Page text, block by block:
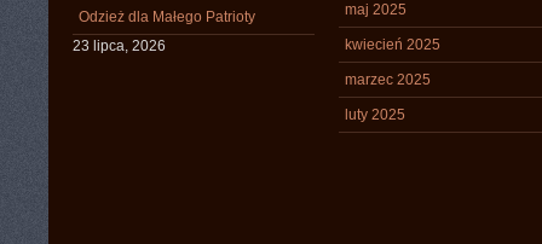
Odzież dla Małego Patrioty
23 lipca, 2026
maj 2025
kwiecień 2025
marzec 2025
luty 2025